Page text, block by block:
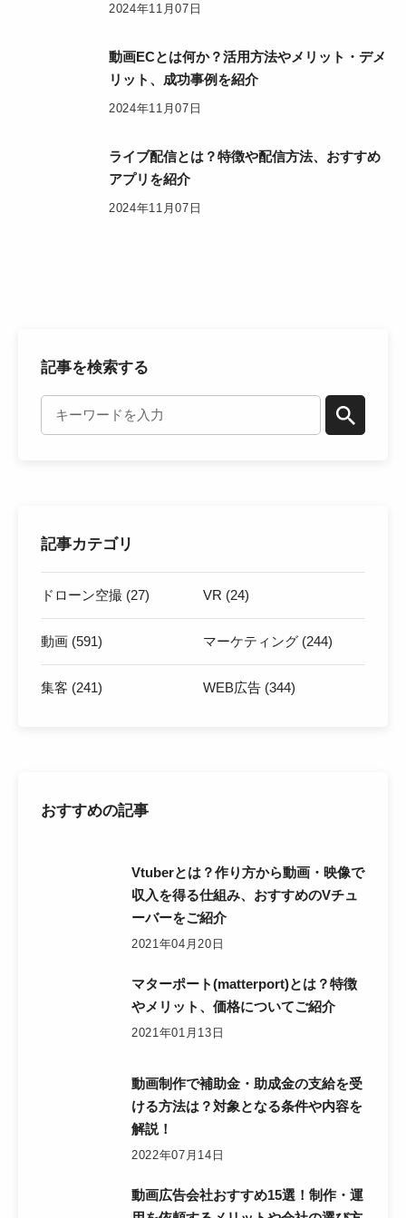
2024年11月07日
動画ECとは何か？活用方法やメリット・デメ
リット、成功事例を紹介
2024年11月07日
ライブ配信とは？特徴や配信方法、おすすめ
アプリを紹介
2024年11月07日
記事を検索する
記事カテゴリ
ドローン空撮 (27) VR (24)
動画 (591) マーケティング (244)
集客 (241) WEB広告 (344)
おすすめの記事
Vtuberとは？作り方から動画・映像で
収入を得る仕組み、おすすめのVチュ
ーバーをご紹介
2021年04月20日
マターポート(matterport)とは？特徴
やメリット、価格についてご紹介
2021年01月13日
動画制作で補助金・助成金の支給を受
ける方法は？対象となる条件や内容を
解説！
2022年07月14日
動画広告会社おすすめ15選！制作・運